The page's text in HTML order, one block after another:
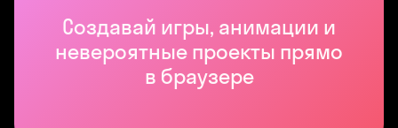
Создавай игры, анимации и
невероятные проекты прямо
в браузере